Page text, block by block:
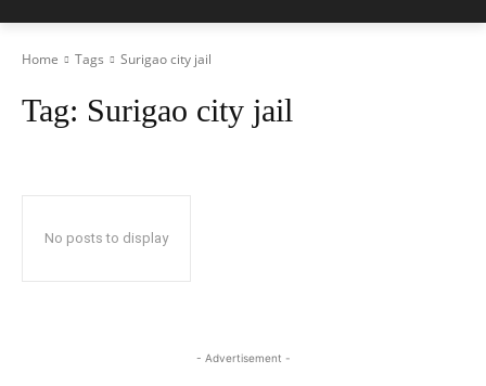
Home Tags Surigao city jail
Tag: Surigao city jail
No posts to display
- Advertisement -